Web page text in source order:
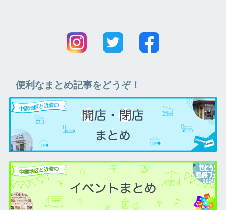
便利なまとめ記事をどうぞ！